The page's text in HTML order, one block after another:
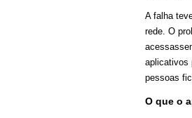
A falha
rede. O
aplicativos
pessoas
O que o